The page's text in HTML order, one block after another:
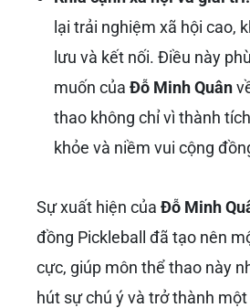
lại trải nghiệm xã hội cao,
lưu và kết nối. Điều này
muốn củaĐỗ Minh Quân
thao không chỉ vì thành
khỏe và niềm vui cộng
Sự xuất hiện của Đỗ Minh
đồng Pickleball đã tạo nên
cực, giúp môn thể thao này
hút sự chú ý và trở thành một